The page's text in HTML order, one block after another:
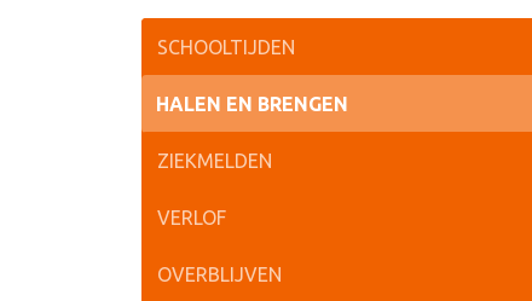
SCHOOLTIJDEN
HALEN EN BRENGEN
ZIEKMELDEN
VERLOF
OVERBLIJVEN